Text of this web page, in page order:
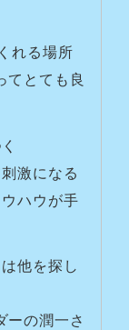
れる場所
てとても良
激になる
ハウが手
他を探し
ーの潤一さ